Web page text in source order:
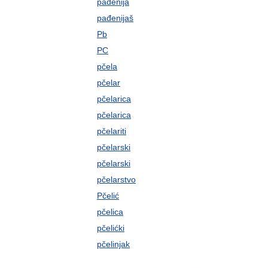
pađenijaš
Pb
PC
pčela
pčelar
pčelarica
pčelarica
pčelariti
pčelarski
pčelarski
pčelarstvo
Pčelić
pčelica
pčelićki
pčelinjak